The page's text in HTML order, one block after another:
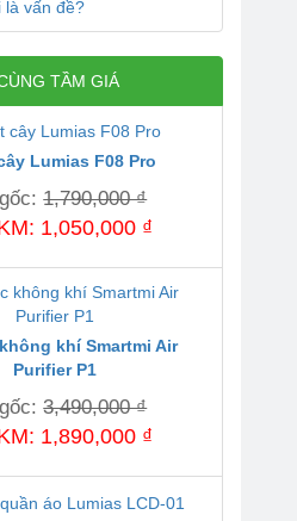
là vấn đề?
TẦM GIÁ
Lumias F08 Pro
1,790,000 ₫
1,050,000 ₫
khí Smartmi Air
Purifier P1
3,490,000 ₫
1,890,000 ₫